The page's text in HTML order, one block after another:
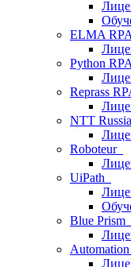
ELMA
Python
Reprass
NTT Russia
Roboteur
UiPath
Blue Prism